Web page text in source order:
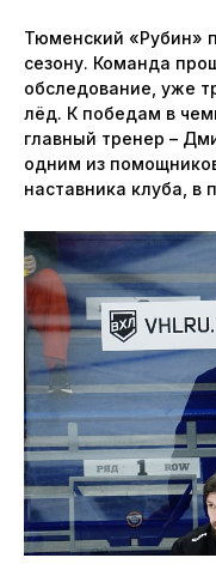
Тюменский «Рубин»
сезону. Команда
обследование, уже
лёд. К победам в
главный тренер –
одним из
наставника клуба, в